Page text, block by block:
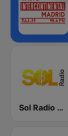
Sol Radio Madrid